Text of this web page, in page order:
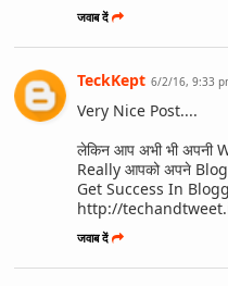
जवाब दें
TeckKept 6/2/16, 9:33
Very Nice Post....
लेकिन आप अभी भी अपनी
Really आपको अपने
Get Success In
http://
जवाब दें